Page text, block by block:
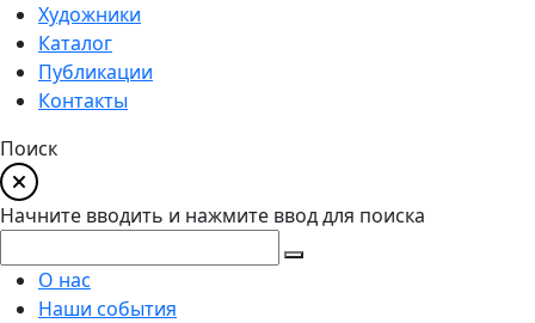
Художники
Каталог
Публикации
Контакты
Поиск
Начните вводить и нажмите ввод для поиска
О нас
Наши события